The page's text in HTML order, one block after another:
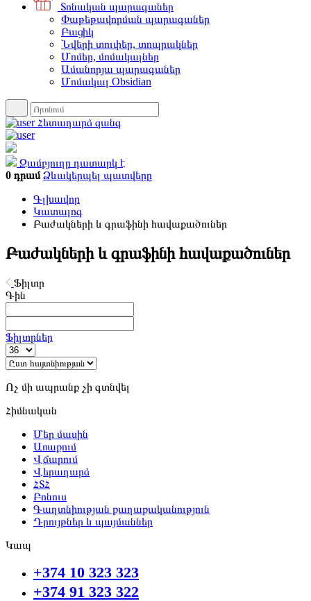
Տոնական պարագաներ
Փաթեթավորման պարագաներ
Բացիկ
Նվերի տուփեր, տոպրակներ
Մոմեր, մոմակալներ
Ամանորյա պարագաներ
Մոմակալ Obsidian
Հետադարձ զանգ
Զամբյուղը դատարկ է
0 դրամ Ձևակերպել պատվերը
Գլխավոր
Կատալոգ
Բաժակների և գրաֆինի հավաքածուներ
Բաժակների և գրաֆինի հավաքածուներ
Ֆիլտր
Գին
Ֆիլտրներ
Ոչ մի ապրանք չի գտնվել
Հիմնական
Մեր մասին
Առաքում
Վճարում
Վերադարձ
ՀՏՀ
Բոնուս
Գաղտնիության քաղաքականություն
Դրույթներ և պայմաններ
Կապ
+374 10 323 323
+374 91 323 322